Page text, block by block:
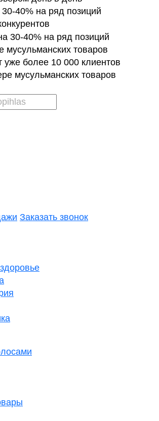
40% на ряд позиций
мусульманских товаров
более 10 000 клиентов
Заказать звонок